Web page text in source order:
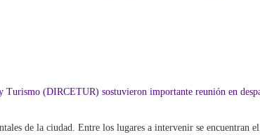
(DIRCETUR) sostuvieron importante reunión en
de la ciudad. Entre los lugares a intervenir se